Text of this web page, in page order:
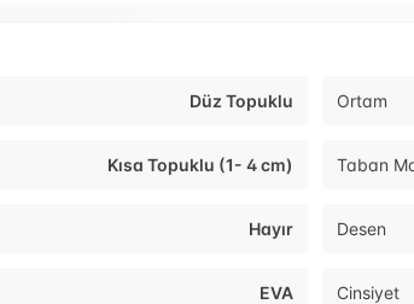
Düz Topuklu Ortam
Kısa Topuklu (1- 4 cm) Taban
Hayır Desen
EVA Cinsiyet